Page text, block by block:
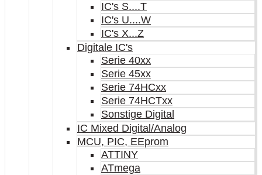
IC's S....T
IC's U....W
IC's X...Z
Digitale IC's
Serie 40xx
Serie 45xx
Serie 74HCxx
Serie 74HCTxx
Sonstige Digital
IC Mixed Digital/Analog
MCU, PIC, EEprom
ATTINY
ATmega